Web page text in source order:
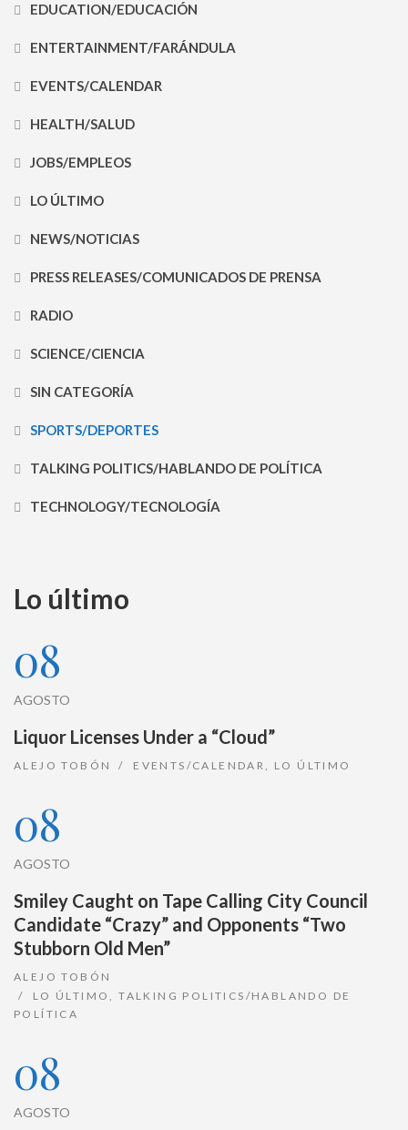
EDUCATION/EDUCACIÓN
ENTERTAINMENT/FARÁNDULA
EVENTS/CALENDAR
HEALTH/SALUD
JOBS/EMPLEOS
LO ÚLTIMO
NEWS/NOTICIAS
PRESS RELEASES/COMUNICADOS DE PRENSA
RADIO
SCIENCE/CIENCIA
SIN CATEGORÍA
SPORTS/DEPORTES
TALKING POLITICS/HABLANDO DE POLÍTICA
TECHNOLOGY/TECNOLOGÍA
Lo último
08
AGOSTO
Liquor Licenses Under a “Cloud”
ALEJO TOBÓN EVENTS/CALENDAR, LO ÚLTIMO
08
AGOSTO
Smiley Caught on Tape Calling City Council
Candidate “Crazy” and Opponents “Two
Stubborn Old Men”
ALEJO TOBÓN
LO ÚLTIMO,TALKING POLITICS/HABLANDO DE
POLÍTICA
08
AGOSTO